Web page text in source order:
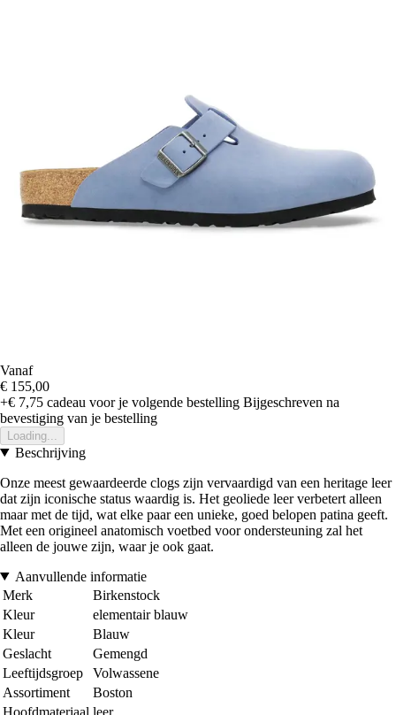
Vanaf
€ 155,00
+€ 7,75 cadeau voor je volgende bestelling Bijgeschreven na
bevestiging van je bestelling
Loading...
Beschrijving
Onze meest gewaardeerde clogs zijn vervaardigd van een heritage leer
dat zijn iconische status waardig is. Het geoliede leer verbetert alleen
maar met de tijd, wat elke paar een unieke, goed belopen patina geeft.
Met een origineel anatomisch voetbed voor ondersteuning zal het
alleen de jouwe zijn, waar je ook gaat.
Aanvullende informatie
Merk
Birkenstock
Kleur
elementair blauw
Kleur
Blauw
Geslacht
Gemengd
Leeftijdsgroep
Volwassene
Assortiment
Boston
Hoofdmateriaal leer